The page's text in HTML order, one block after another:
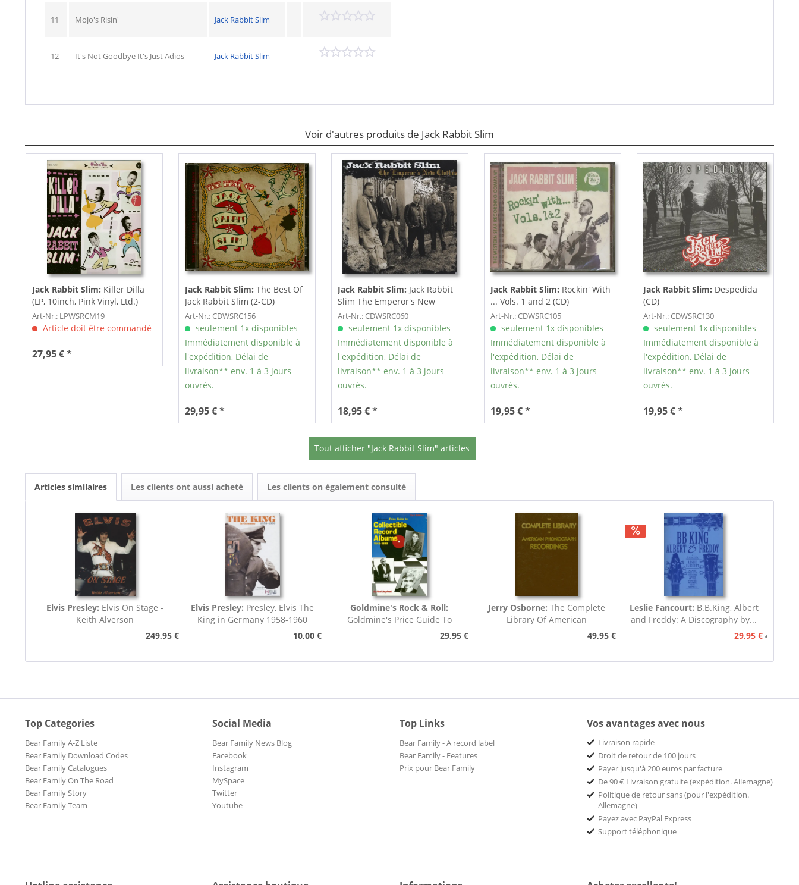
11 Mojo's Risin' Jack Rabbit Slim
12 It's Not Goodbye It's Just Adios Jack Rabbit Slim
Voir d'autres produits de Jack Rabbit Slim
Jack Rabbit Slim: Killer Dilla
(LP, 10inch, Pink Vinyl, Ltd.)
Art-Nr.: LPWSRCM19
Article doit être commandé
27,95 € *
Jack Rabbit Slim: The Best Of
Jack Rabbit Slim (2-CD)
Art-Nr.: CDWSRC156
seulement 1x disponibles
Immédiatement disponible à
l'expédition, Délai de
livraison** env. 1 à 3 jours
ouvrés.
29,95 € *
Jack Rabbit Slim: Jack Rabbit
Slim The Emperor's New
Clothes (2012)
Art-Nr.: CDWSRC060
seulement 1x disponibles
Immédiatement disponible à
l'expédition, Délai de
livraison** env. 1 à 3 jours
ouvrés.
18,95 € *
Jack Rabbit Slim: Rockin' With
... Vols. 1 and 2 (CD)
Art-Nr.: CDWSRC105
seulement 1x disponibles
Immédiatement disponible à
l'expédition, Délai de
livraison** env. 1 à 3 jours
ouvrés.
19,95 € *
Jack Rabbit Slim: Despedida
(CD)
Art-Nr.: CDWSRC130
seulement 1x disponibles
Immédiatement disponible à
l'expédition, Délai de
livraison** env. 1 à 3 jours
ouvrés.
19,95 € *
Tout afficher "Jack Rabbit Slim" articles
Articles similaires Les clients ont aussi acheté Les clients on également consulté
Elvis Presley: Elvis On Stage -
Keith Alverson
249,95 €
Elvis Presley: Presley, Elvis The
King in Germany 1958-1960
10,00 €
Goldmine's Rock & Roll:
Goldmine's Price Guide To
Collectable Record...29,95 €
Jerry Osborne:The Complete
Library Of American
49,95 €
Leslie Fancourt: B.B.King, Albert
and Freddy: A Discography by...
29,95 € 49,95 €
Top Categories
Bear Family A-Z Liste
Bear Family Download Codes
Bear Family Catalogues
Bear Family On The Road
Bear Family Story
Bear Family Team
Social Media
Bear Family News Blog
Facebook
Instagram
MySpace
Twitter
Youtube
Top Links
Bear Family - A record label
Bear Family - Features
Prix pour Bear Family
Vos avantages avec nous
Livraison rapide
Droit de retour de 100 jours
Payer jusqu'à 200 euros par facture
De 90 € Livraison gratuite (expédition. Allemagne)
Politique de retour sans (pour l'expédition.
Allemagne)
Payez avec PayPal Express
Support téléphonique